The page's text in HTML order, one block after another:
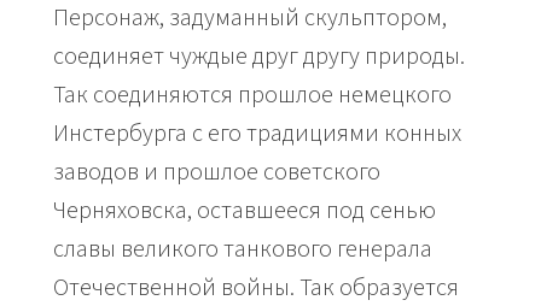
Персонаж, задуманный скульптором,
соединяет чуждые друг другу природы.
Так соединяются прошлое немецкого
Инстербурга с его традициями конных
заводов и прошлое советского
Черняховска, оставшееся под сенью
славы великого танкового генерала
Отечественной войны. Так образуется